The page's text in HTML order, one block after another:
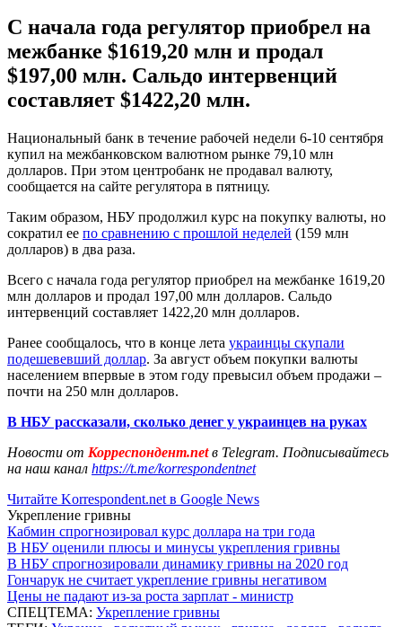
С начала года регулятор приобрел на
межбанке $1619,20 млн и продал
$197,00 млн. Сальдо интервенций
составляет $1422,20 млн.
Национальный банк в течение рабочей недели 6-10 сентября
купил на межбанковском валютном рынке 79,10 млн
долларов. При этом центробанк не продавал валюту,
сообщается на сайте регулятора в пятницу.
Таким образом, НБУ продолжил курс на покупку валюты, но
сократил ее по сравнению с прошлой неделей (159 млн
долларов) в два раза.
Всего с начала года регулятор приобрел на межбанке 1619,20
млн долларов и продал 197,00 млн долларов. Сальдо
интервенций составляет 1422,20 млн долларов.
Ранее сообщалось, что в конце лета украинцы скупали
подешевевший доллар. За август объем покупки валюты
населением впервые в этом году превысил объем продажи –
почти на 250 млн долларов.
В НБУ рассказали, сколько денег у украинцев на руках
Новости от Корреспондент.netв Telegram. Подписывайтесь
на наш канал https://t.me/korrespondentnet
Читайте Korrespondent.net в Google News
Укрепление гривны
Кабмин спрогнозировал курс доллара на три года
В НБУ оценили плюсы и минусы укрепления гривны
В НБУ спрогнозировали динамику гривны на 2020 год
Гончарук не считает укрепление гривны негативом
Цены не падают из-за роста зарплат - министр
СПЕЦТЕМА: Укрепление гривны